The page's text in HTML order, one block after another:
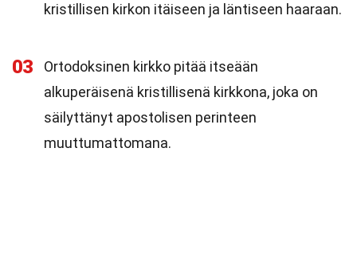
kristillisen kirkon itäiseen ja läntiseen haaraan.
03
Ortodoksinen kirkko pitää itseään
alkuperäisenä kristillisenä kirkkona, joka on
säilyttänyt apostolisen perinteen
muuttumattomana.